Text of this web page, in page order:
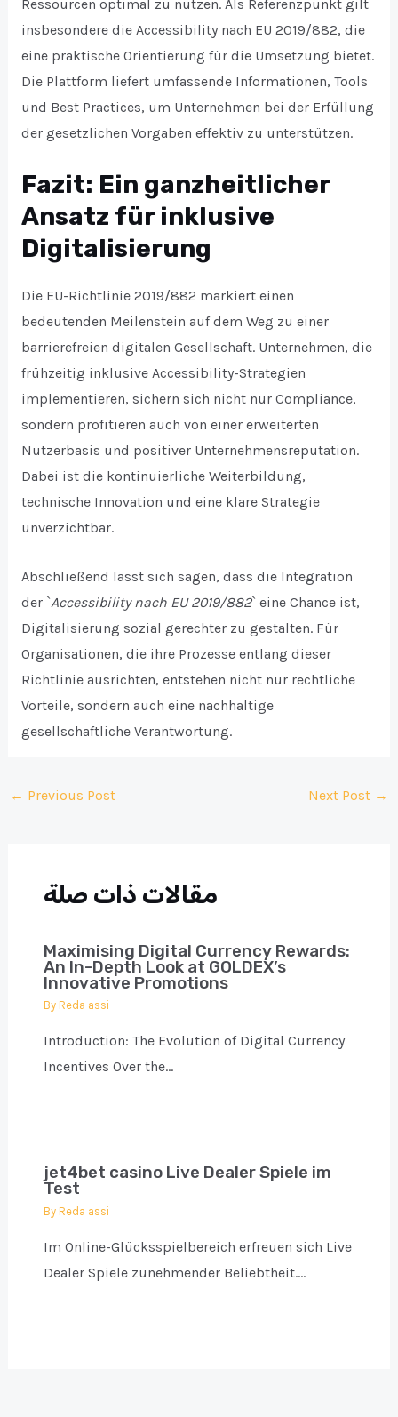
Ressourcen optimal zu nutzen. Als Referenzpunkt gilt
insbesondere die Accessibility nach EU 2019/882, die
eine praktische Orientierung für die Umsetzung bietet.
Die Plattform liefert umfassende Informationen, Tools
und Best Practices, um Unternehmen bei der Erfüllung
der gesetzlichen Vorgaben effektiv zu unterstützen.
Fazit: Ein ganzheitlicher
Ansatz für inklusive
Digitalisierung
Die EU-Richtlinie 2019/882 markiert einen
bedeutenden Meilenstein auf dem Weg zu einer
barrierefreien digitalen Gesellschaft. Unternehmen, die
frühzeitig inklusive Accessibility-Strategien
implementieren, sichern sich nicht nur Compliance,
sondern profitieren auch von einer erweiterten
Nutzerbasis und positiver Unternehmensreputation.
Dabei ist die kontinuierliche Weiterbildung,
technische Innovation und eine klare Strategie
unverzichtbar.
Abschließend lässt sich sagen, dass die Integration
der `Accessibility nach EU 2019/882` eine Chance ist,
Digitalisierung sozial gerechter zu gestalten. Für
Organisationen, die ihre Prozesse entlang dieser
Richtlinie ausrichten, entstehen nicht nur rechtliche
Vorteile, sondern auch eine nachhaltige
gesellschaftliche Verantwortung.
Post
← Previous Post Next Post →
مقالات ذات صلة
Maximising Digital Currency Rewards:
An In-Depth Look at GOLDEX’s
Innovative Promotions
By Reda assi
Introduction: The Evolution of Digital Currency
Incentives Over the…
jet4bet casino Live Dealer Spiele im
Test
By Reda assi
Im Online-Glücksspielbereich erfreuen sich Live
Dealer Spiele zunehmender Beliebtheit.…